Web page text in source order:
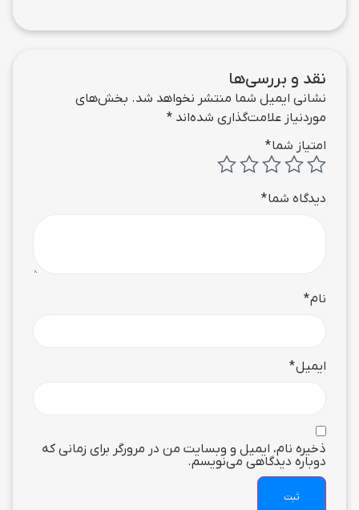
نقد و بررسی‌ها
نشانی ایمیل شما منتشر نخواهد شد. بخش‌های
موردنیاز علامت‌گذاری شده‌اند *
امتیاز شما*
دیدگاه شما*
نام*
ایمیل*
ذخیره نام، ایمیل و وبسایت من در مرورگر برای زمانی که
دوباره دیدگاهی می‌نویسم.